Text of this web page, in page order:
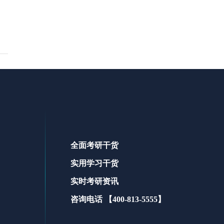
全面考研干货
实用学习干货
实时考研资讯
咨询电话 【400-813-5555】